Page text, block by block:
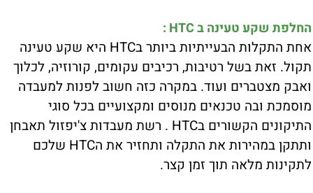
החלפת שקע טעינה ב HTC :
אחת התקלות הבעייתיות ביותר בHTC היא שקע טעינה
תקול. זאת בשל רטיבות, רכיבים עקומים, קורוזיה, לכלוך
ואבק מצטברים ועוד. במקרה כזה חשוב לפנות למעבדה
מוסמכת ובה טכנאים מנוסים ומקצועיים בכל סוגי
התיקונים הקשורים בHTC . רשת מעבדות צ'יפזול תאבחן
ותתקן במהירות את התקלה ותחזיר את הHTC שלכם
לתקינות מלאה תוך זמן קצר.